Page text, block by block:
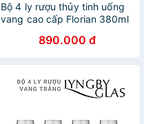
Bộ 4 ly rượu thủy tinh uống
vang cao cấp Florian 380ml
890.000 đ